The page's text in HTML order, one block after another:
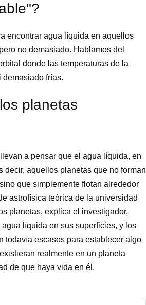
encontrar agua líquida en aquellos
no demasiado. Hablamos del
donde las temperaturas de la
frías.
planetas
a pensar que el agua líquida, en
decir, aquellos planetas que no forman
que simplemente flotan alrededor
astrofísica teórica de la universidad
planetas, explica el investigador,
líquida en sus superficies, y los
todavía escasos para establecer algo
realmente en un planeta
de que haya vida en él.